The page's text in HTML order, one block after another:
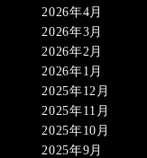
2026年4月
2026年3月
2026年2月
2026年1月
2025年12月
2025年11月
2025年10月
2025年9月